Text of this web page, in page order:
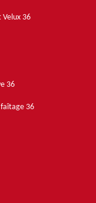
36
36
36